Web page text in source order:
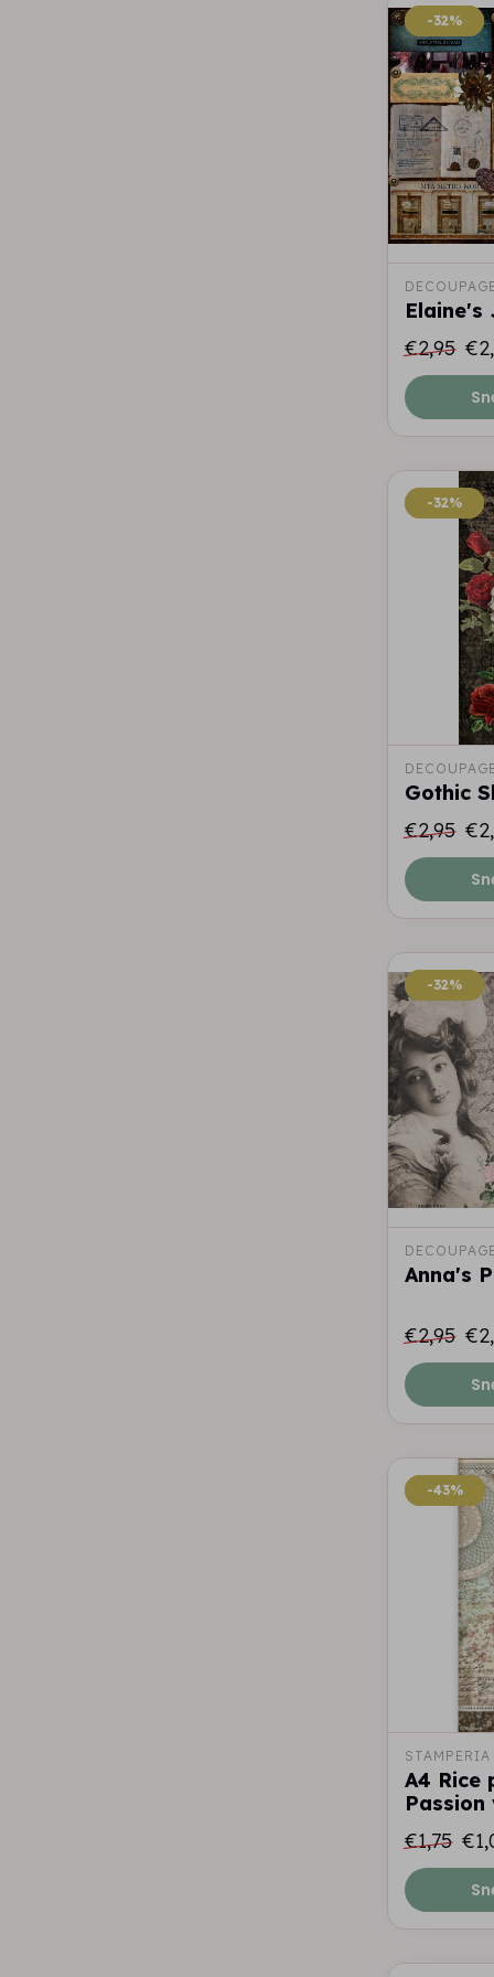
-32%
-32%
Elaine's
€2,95
-32%
-32%
Gothic
€2,95
-32%
-32%
Anna's
€2,95
-43%
-43%
STAMPERIA
A4 Rice
Passion
€1,75